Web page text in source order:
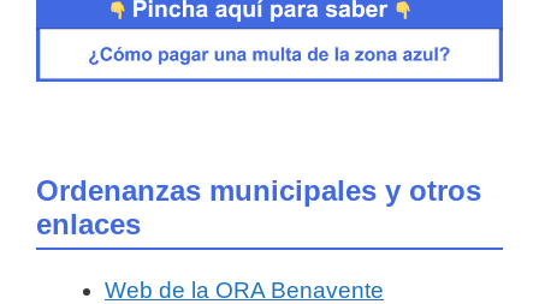
Ordenanzas municipales y otros
enlaces
Web de la ORA Benavente